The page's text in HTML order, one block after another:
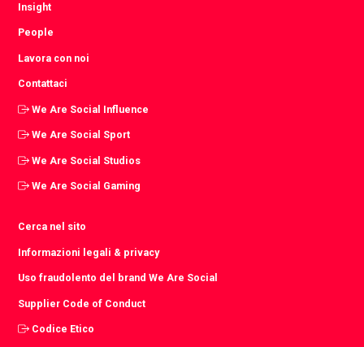
Insight
People
Lavora con noi
Contattaci
We Are Social Influence
We Are Social Sport
We Are Social Studios
We Are Social Gaming
Cerca nel sito
Informazioni legali & privacy
Uso fraudolento del brand We Are Social
Supplier Code of Conduct
Codice Etico